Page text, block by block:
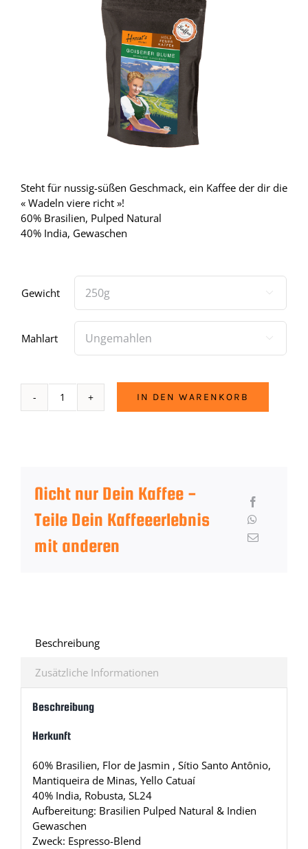
Steht für nussig-süßen Geschmack, ein Kaffee der dir die
« Wadeln viere richt »!
60% Brasilien, Pulped Natural
40% India, Gewaschen
Gewicht 
Mahlart 
Goiserer
IN DEN WARENKORB
Nicht nur Dein Kaffee -
Teile Dein Kaffeeerlebnis
mit anderen
Beschreibung
Zusätzliche Informationen
Beschreibung
Herkunft
60% Brasilien, Flor de Jasmin , Sítio Santo Antônio,
Mantiqueira de Minas, Yello Catuaí
40% India, Robusta, SL24
Aufbereitung: Brasilien Pulped Natural & Indien
Gewaschen
Zweck: Espresso-Blend